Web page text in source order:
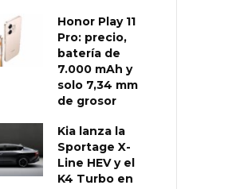
Honor Play 11
Pro: precio,
batería de
7.000 mAh y
solo 7,34 mm
de grosor
Kia lanza la
Sportage X-
Line HEV y el
K4 Turbo en